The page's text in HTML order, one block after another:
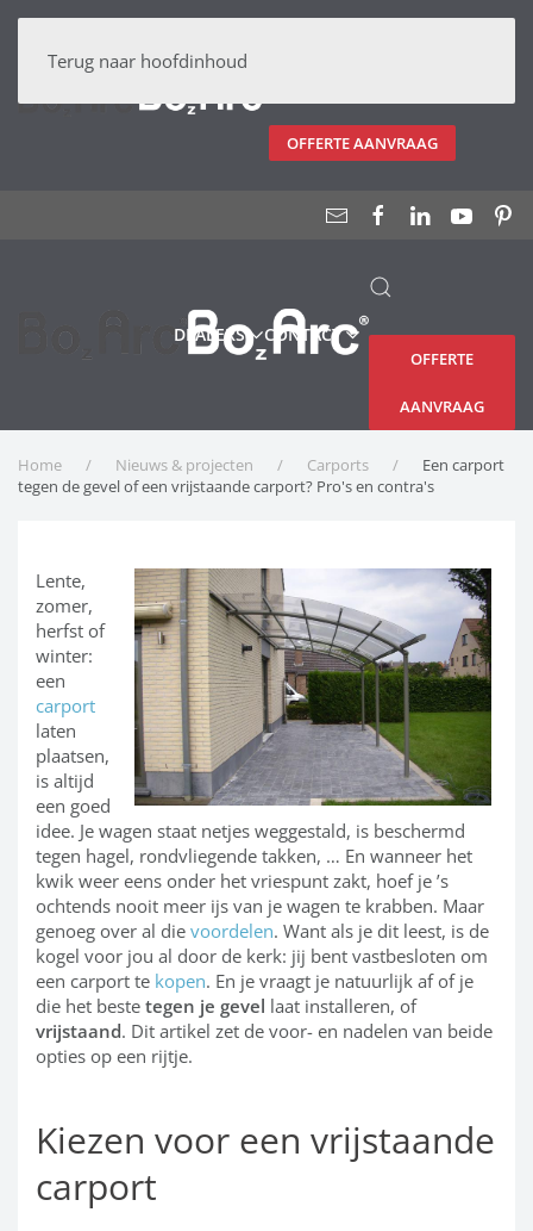
Terug naar hoofdinhoud
OFFERTE AANVRAAG
DEALERS CONTACT
OFFERTE
AANVRAAG
Home Nieuws & projecten Carports
Een carport
tegen de gevel of een vrijstaande carport? Pro's en contra's
Lente,
zomer,
herfst of
winter:
een
carport
laten
plaatsen,
is altijd
een goed
idee. Je wagen staat netjes weggestald, is beschermd
tegen hagel, rondvliegende takken, … En wanneer het
kwik weer eens onder het vriespunt zakt, hoef je ’s
ochtends nooit meer ijs van je wagen te krabben. Maar
genoeg over al die voordelen. Want als je dit leest, is de
kogel voor jou al door de kerk: jij bent vastbesloten om
een carport te kopen. En je vraagt je natuurlijk af of je
die het beste tegen je gevel laat installeren, of
vrijstaand. Dit artikel zet de voor- en nadelen van beide
opties op een rijtje.
Kiezen voor een vrijstaande
carport